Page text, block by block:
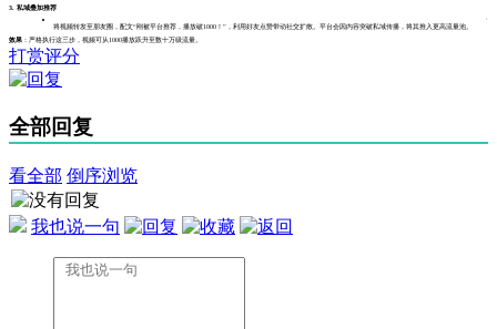
3. 私域叠加推荐
∙
将视频转发至朋友圈，配文“刚被平台推荐，播放破1000！”，利用好友点赞带动社交扩散。平台会因内容突破私域传播，将其推入更高流量池。
效果 ：严格执行这三步，视频可从1000播放跃升至数十万级流量。
打赏评分
全部回复
看全部 倒序浏览
我也说一句